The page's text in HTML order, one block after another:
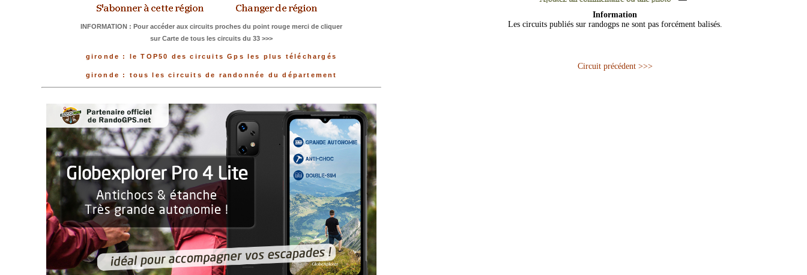
INFORMATION : Pour accéder aux circuits proches du point rouge merci de cliquer
sur Carte de tous les circuits du 33 >>>
gironde : le TOP50 des circuits Gps les plus téléchargés
gironde : tous les circuits de randonnée du département
Information
Les circuits publiés sur randogps ne sont pas forcément balisés.
Circuit précédent >>>